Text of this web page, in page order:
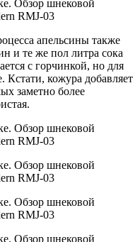
апельсины также
и те же пол литра сока
с горчинкой, но для
кожура добавляет
заметно более